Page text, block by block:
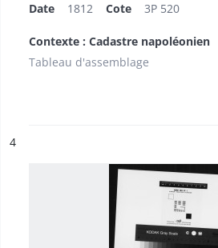
Date 1812 Cote 3P 520
Contexte : Cadastre napoléonien
Tableau d'assemblage
n°
4